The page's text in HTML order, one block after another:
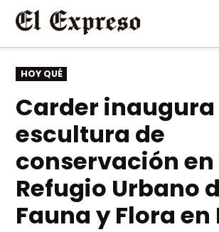
Saltar
contenido
PUBLICADO
EN
HOY QUÉ
Carder inaugura
escultura de
conservación en
Refugio Urbano
Fauna y Flora en